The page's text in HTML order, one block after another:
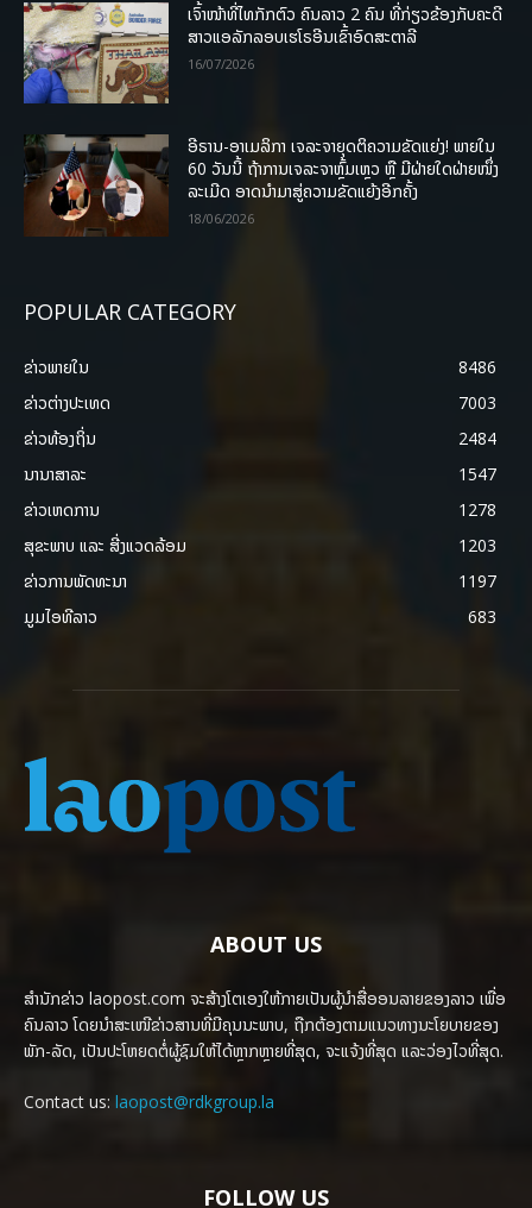
ເຈົ້າໜ້າທີ່ໄທກັກຕົວ ຄົນລາວ 2 ຄົນ ທີ່ກ່ຽວຂ້ອງກັບຄະດີ
ສາວແອລັກລອບເຮໂຣອີນເຂົ້າອົດສະຕາລີ
16/07/2026
ອີຣານ-ອາເມລິກາ ເຈລະຈາຍຸດຕິຄວາມຂັດແຍ່ງ! ພາຍໃນ
60 ວັນນີ້ ຖ້າການເຈລະຈາຫຼົ້ມເຫຼວ ຫຼື ມີຝ່າຍໃດຝ່າຍໜຶ່ງ
ລະເມີດ ອາດນໍາມາສູ່ຄວາມຂັດແຍ້ງອີກຄັ້ງ
18/06/2026
POPULAR CATEGORY
ຂ່າວພາຍ​ໃນ
8486
ຂ່າວຕ່າງປະເທດ
7003
ຂ່າວທ້ອງຖິ່ນ
2484
ນານາສາລະ
1547
ຂ່າວເຫດການ
1278
ສຸຂະພາບ ແລະ ສີ່ງແວດລ້ອມ
1203
ຂ່າວການພັດທະນາ
1197
ມູມໄອທີລາວ
683
ABOUT US
ສຳນັກຂ່າວ laopost.com ຈະສ້າງໂຕເອງໃຫ້ກາຍເປັນຜູ້ນຳສື່ອອນລາຍຂອງລາວ ເພື່ອ
ຄົນລາວ ໂດຍນຳສະເໜີຂ່າວສານທີ່ມີຄຸນນະພາບ, ຖືກຕ້ອງຕາມແນວທາງນະໂຍບາຍຂອງ
ພັກ-ລັດ, ເປັນປະໂຫຍດຕໍ່ຜູ້ຊົມໃຫ້ໄດ້ຫຼາກຫຼາຍທີ່ສຸດ, ຈະແຈ້ງທີ່ສຸດ ແລະວ່ອງໄວທີ່ສຸດ.
Contact us: laopost@rdkgroup.la
FOLLOW US